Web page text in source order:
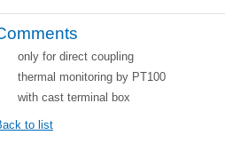
only for direct coupling
thermal monitoring by PT100
with cast terminal box
to list